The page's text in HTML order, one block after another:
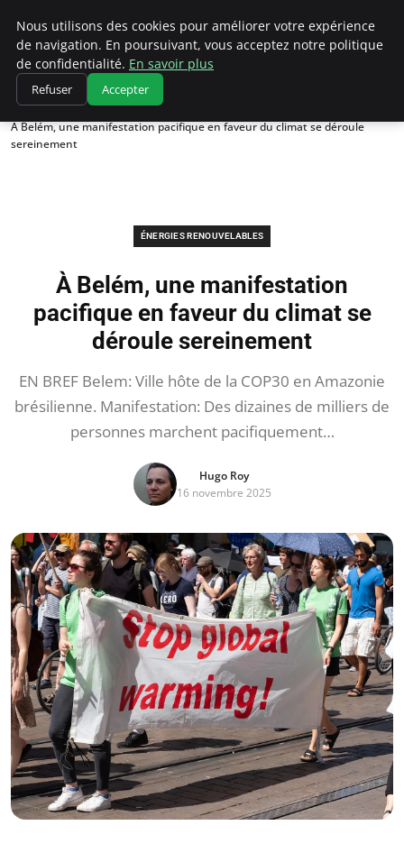
Climatedebtagents
Accueil
Énergies Renouvelables
À Belém, une manifestation pacifique en faveur du climat se déroule
sereinement
ÉNERGIES RENOUVELABLES
À Belém, une manifestation
pacifique en faveur du climat se
déroule sereinement
EN BREF Belem: Ville hôte de la COP30 en Amazonie
brésilienne. Manifestation: Des dizaines de milliers de
personnes marchent pacifiquement…
Hugo Roy
16 novembre 2025
Nous utilisons des cookies pour améliorer votre expérience
de navigation. En poursuivant, vous acceptez notre politique
de confidentialité. En savoir plus
Refuser Accepter